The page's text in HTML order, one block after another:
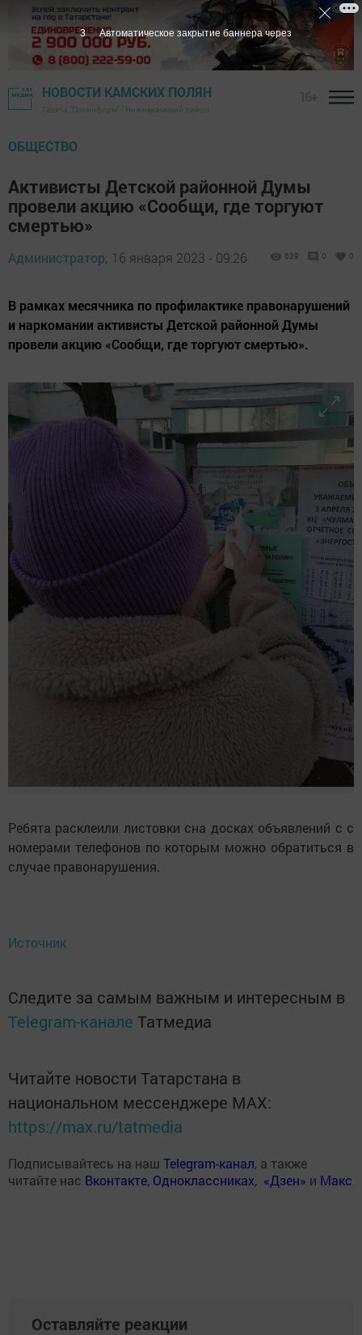
НОВОСТИ КАМСКИХ ПОЛЯН
ОБЩЕСТВО
Активисты Детской районной Думы
провели акцию «Сообщи, где торгуют
смертью»
Администратор, 16 января 2023 - 09:26 639 0 0
В рамках месячника по профилактике правонарушений
и наркомании активисты Детской районной Думы
провели акцию «Сообщи, где торгуют смертью».
Ребята расклеили листовки сна досках объявлений с с
номерами телефонов по которым можно обратиться в
случае правонарушения.
Источник
Следите за самым важным и интересным в
Telegram-канале Татмедиа
Читайте новости Татарстана в
национальном мессенджере MАХ:
https://max.ru/tatmedia
Подписывайтесь на наш Telegram-канал, а также
читайте нас Вконтакте, Одноклассниках, «Дзен» и Макс
Оставляйте реакции
2 Автоматическое закрытие баннера через